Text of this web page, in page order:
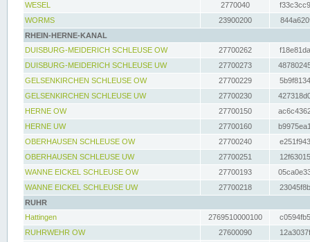
WESEL
2770040
WORMS
23900200
RHEIN-HERNE-KANAL
DUISBURG-MEIDERICH SCHLEUSE OW
27700262
DUISBURG-MEIDERICH SCHLEUSE UW
27700273
GELSENKIRCHEN SCHLEUSE OW
27700229
GELSENKIRCHEN SCHLEUSE UW
27700230
HERNE OW
27700150
HERNE UW
27700160
OBERHAUSEN SCHLEUSE OW
27700240
OBERHAUSEN SCHLEUSE UW
27700251
WANNE EICKEL SCHLEUSE OW
27700193
WANNE EICKEL SCHLEUSE UW
27700218
RUHR
Hattingen
2769510000100
RUHRWEHR OW
27600090